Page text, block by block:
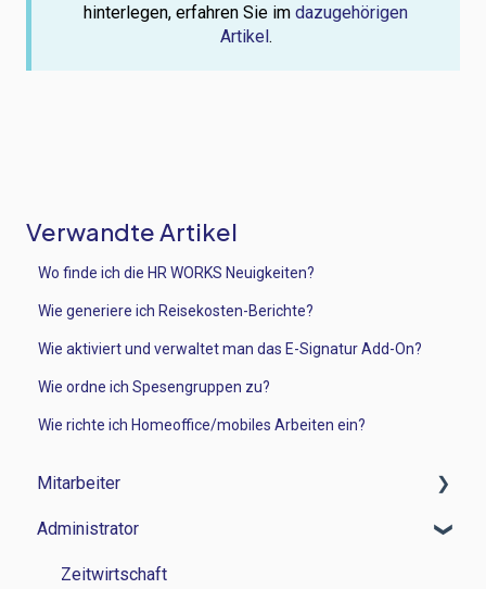
hinterlegen, erfahren Sie im dazugehörigen
Artikel.
Verwandte Artikel
Wo finde ich die HR WORKS Neuigkeiten?
Wie generiere ich Reisekosten-Berichte?
Wie aktiviert und verwaltet man das E-Signatur Add-On?
Wie ordne ich Spesengruppen zu?
Wie richte ich Homeoffice/mobiles Arbeiten ein?
Mitarbeiter
Zeitwirtschaft
Reisemanagement
Administrator
Zeitwirtschaft